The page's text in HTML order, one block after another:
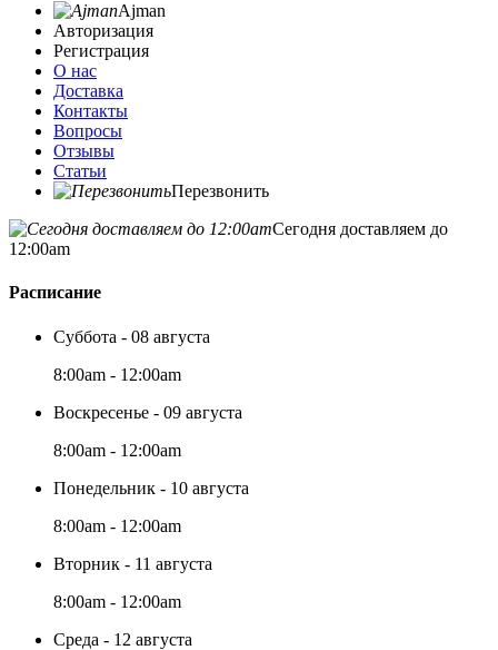
Ajman
Авторизация
Регистрация
О нас
Доставка
Контакты
Вопросы
Отзывы
Статьи
Перезвонить
Сегодня доставляем до
12:00am
Расписание
Суббота - 08 августа
8:00am - 12:00am
Воскресенье - 09 августа
8:00am - 12:00am
Понедельник - 10 августа
8:00am - 12:00am
Вторник - 11 августа
8:00am - 12:00am
Среда - 12 августа